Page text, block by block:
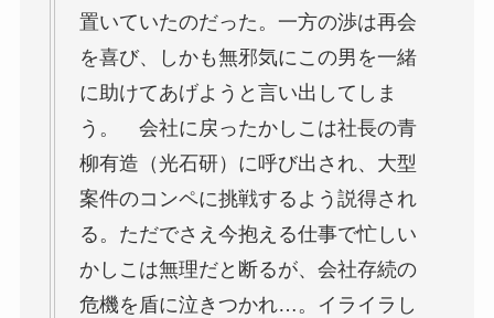
置いていたのだった。一方の渉は再会
を喜び、しかも無邪気にこの男を一緒
に助けてあげようと言い出してしま
う。 会社に戻ったかしこは社長の青
柳有造（光石研） に呼び出され、大型
案件のコンペに挑戦するよう説得され
る。ただでさえ今抱える仕事で忙しい
かしこは無理だと断るが、会社存続の
危機を盾に泣きつかれ…。イライラし